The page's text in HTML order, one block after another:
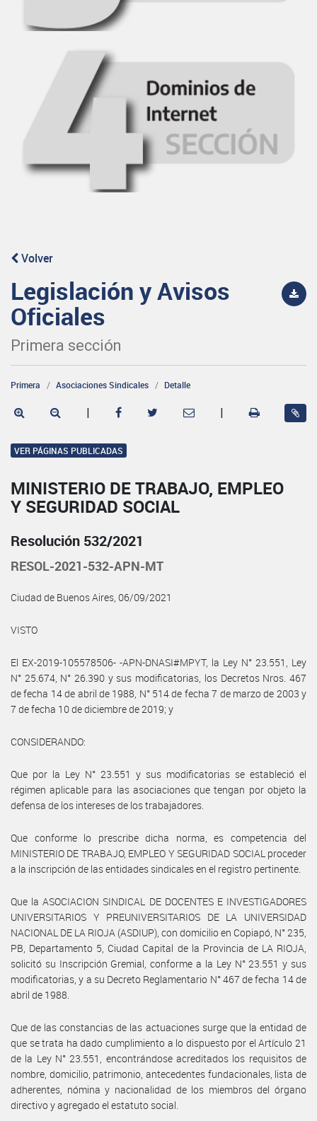
Volver
Legislación y Avisos
Oficiales
Primera sección
Primera Asociaciones Sindicales Detalle
| |
VER PÁGINAS PUBLICADAS
MINISTERIO DE TRABAJO, EMPLEO
Y SEGURIDAD SOCIAL
Resolución 532/2021
RESOL-2021-532-APN-MT
Ciudad de Buenos Aires, 06/09/2021
VISTO
El EX-2019-105578506- -APN-DNASI#MPYT, la Ley N° 23.551, Ley
N° 25.674, N° 26.390 y sus modificatorias, los Decretos Nros. 467
de fecha 14 de abril de 1988, N° 514 de fecha 7 de marzo de 2003 y
7 de fecha 10 de diciembre de 2019; y
CONSIDERANDO:
Que por la Ley N° 23.551 y sus modificatorias se estableció el
régimen aplicable para las asociaciones que tengan por objeto la
defensa de los intereses de los trabajadores.
Que conforme lo prescribe dicha norma, es competencia del
MINISTERIO DE TRABAJO, EMPLEO Y SEGURIDAD SOCIAL proceder
a la inscripción de las entidades sindicales en el registro pertinente.
Que la ASOCIACION SINDICAL DE DOCENTES E INVESTIGADORES
UNIVERSITARIOS Y PREUNIVERSITARIOS DE LA UNIVERSIDAD
NACIONAL DE LA RIOJA (ASDIUP), con domicilio en Copiapó, N° 235,
PB, Departamento 5, Ciudad Capital de la Provincia de LA RIOJA,
solicitó su Inscripción Gremial, conforme a la Ley N° 23.551 y sus
modificatorias, y a su Decreto Reglamentario N° 467 de fecha 14 de
abril de 1988.
Que de las constancias de las actuaciones surge que la entidad de
que se trata ha dado cumplimiento a lo dispuesto por el Artículo 21
de la Ley N° 23.551, encontrándose acreditados los requisitos de
nombre, domicilio, patrimonio, antecedentes fundacionales, lista de
adherentes, nómina y nacionalidad de los miembros del órgano
directivo y agregado el estatuto social.